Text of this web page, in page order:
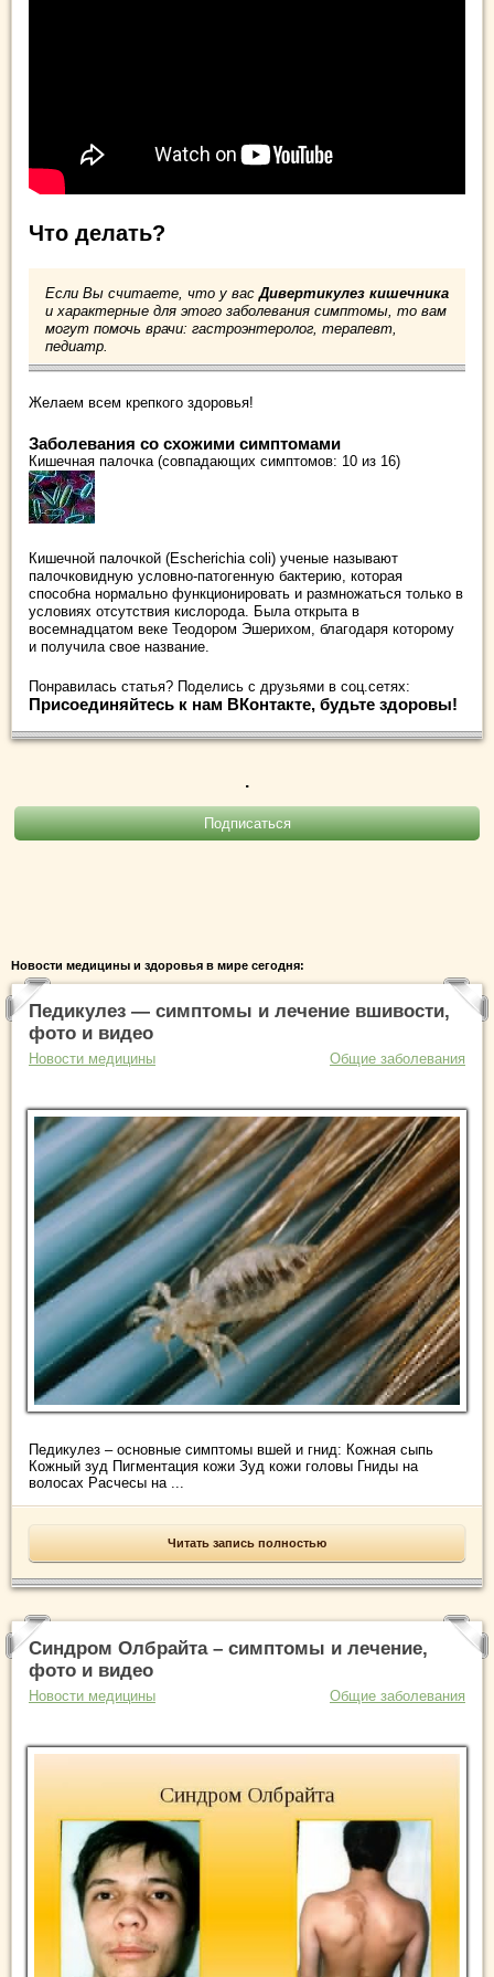
Что делать?
Если Вы считаете, что у вас Дивертикулез кишечника
и характерные для этого заболевания симптомы, то вам
могут помочь врачи: гастроэнтеролог, терапевт,
педиатр.
Желаем всем крепкого здоровья!
Заболевания со схожими симптомами
Кишечная палочка (совпадающих симптомов: 10 из 16)
Кишечной палочкой (Escherichia coli) ученые называют
палочковидную условно-патогенную бактерию, которая
способна нормально функционировать и размножаться только в
условиях отсутствия кислорода. Была открыта в
восемнадцатом веке Теодором Эшерихом, благодаря которому
и получила свое название.
Понравилась статья? Поделись с друзьями в соц.сетях:
Присоединяйтесь к нам ВКонтакте, будьте здоровы!
.
Новости медицины и здоровья в мире сегодня:
Педикулез — симптомы и лечение вшивости,
фото и видео
Новости медицины Общие заболевания
Педикулез – основные симптомы вшей и гнид: Кожная сыпь
Кожный зуд Пигментация кожи Зуд кожи головы Гниды на
волосах Расчесы на ...
Читать запись полностью
Синдром Олбрайта – симптомы и лечение,
фото и видео
Новости медицины Общие заболевания